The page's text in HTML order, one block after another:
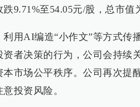
9.71%至54.05元/股，总市值
用AI编造“小作文”等方式传
者决策的行为，公司会持续
市场公平秩序。公司再次提
投资风险。